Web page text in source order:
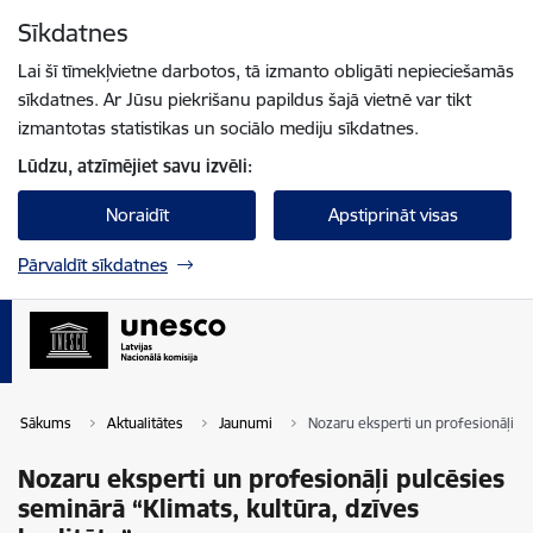
Sīkdatnes
Lai šī tīmekļvietne darbotos, tā izmanto obligāti nepieciešamās
sīkdatnes. Ar Jūsu piekrišanu papildus šajā vietnē var tikt
izmantotas statistikas un sociālo mediju sīkdatnes.
Lūdzu, atzīmējiet savu izvēli:
Noraidīt Apstiprināt visas
Pārvaldīt sīkdatnes
Sākums Aktualitātes Jaunumi Nozaru eksperti un profesionāļi
Nozaru eksperti un profesionāļi pulcēsies
seminārā “Klimats, kultūra, dzīves